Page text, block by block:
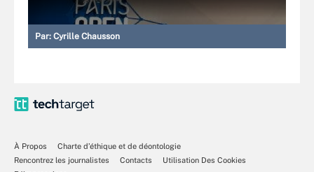
Par: Cyrille Chausson
À Propos
Charte d’éthique et de déontologie
Rencontrez les journalistes
Contacts
Utilisation Des Cookies